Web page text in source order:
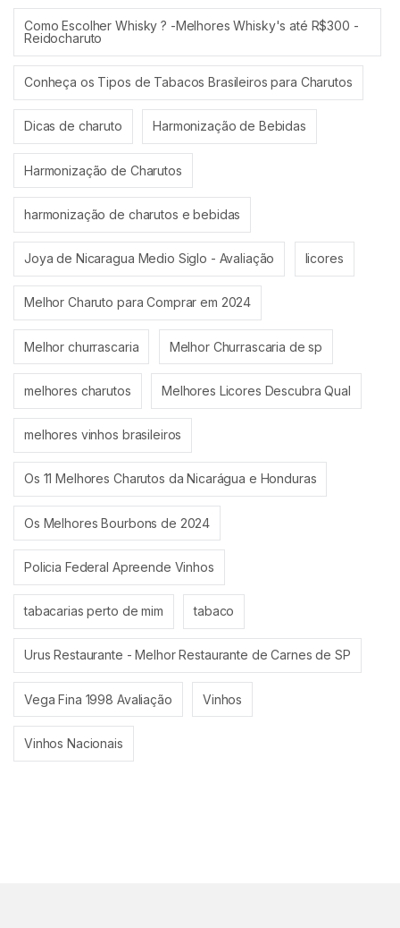
Como Escolher Whisky ? -Melhores Whisky's até R$300 -
Reidocharuto
Conheça os Tipos de Tabacos Brasileiros para Charutos
Dicas de charuto Harmonização de Bebidas
Harmonização de Charutos
harmonização de charutos e bebidas
Joya de Nicaragua Medio Siglo - Avaliação licores
Melhor Charuto para Comprar em 2024
Melhor churrascaria Melhor Churrascaria de sp
melhores charutos Melhores Licores Descubra Qual
melhores vinhos brasileiros
Os 11 Melhores Charutos da Nicarágua e Honduras
Os Melhores Bourbons de 2024
Policia Federal Apreende Vinhos
tabacarias perto de mim tabaco
Urus Restaurante - Melhor Restaurante de Carnes de SP
Vega Fina 1998 Avaliação Vinhos
Vinhos Nacionais